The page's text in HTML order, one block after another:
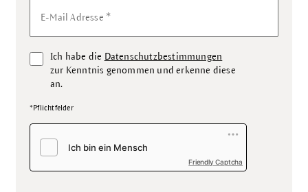
E-Mail Adresse *
Ich habe die Datenschutzbestimmungen
zur Kenntnis genommen und erkenne diese
an.
*Pflichtfelder
Friendly Captcha